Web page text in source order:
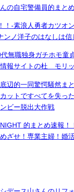
の自宅警備員的まとめ
！-素浪人勇者カツオ
ンノ洋子のはなしは信
職独身ガチホモ童貞
情報サイトの杜 モリ
辺的一同驚愕騒然ま
ットですべてを失っ
ビー脱出大作戦
的まとめ速報！
ざせ！専業主婦！婚